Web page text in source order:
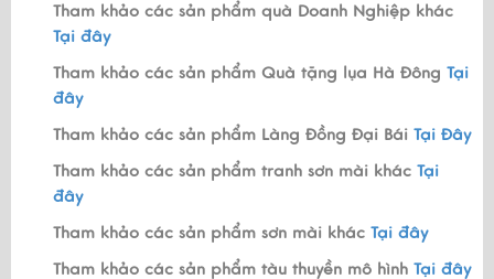
Tham khảo các sản phẩm quà Doanh Nghiệp khác
Tại đây
Tham khảo các sản phẩm Quà tặng lụa Hà Đông Tại
đây
Tham khảo các sản phẩm Làng Đồng Đại Bái Tại Đây
Tham khảo các sản phẩm tranh sơn mài khác Tại
đây
Tham khảo các sản phẩm sơn mài khác Tại đây
Tham khảo các sản phẩm tàu thuyền mô hình Tại đây